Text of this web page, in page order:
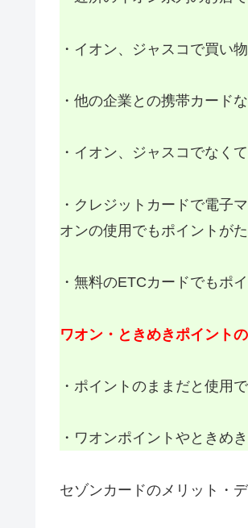
・イオン、ジャスコで買い
・他の企業との携帯カード
・イオン、ジャスコでなく
・クレジットカードで電子
オンの使用でもポイントが
・無料のETCカードでもポ
ワオン・ときめきポイント
・ポイントのままだと使用で
・ワオンポイントやときめ
セゾンカードのメリット・